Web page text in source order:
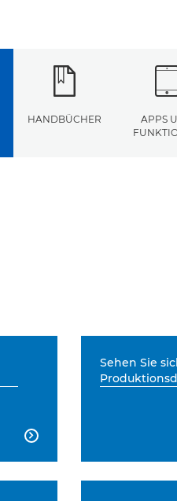
HANDBÜCHER
APPS

Sehen Sie